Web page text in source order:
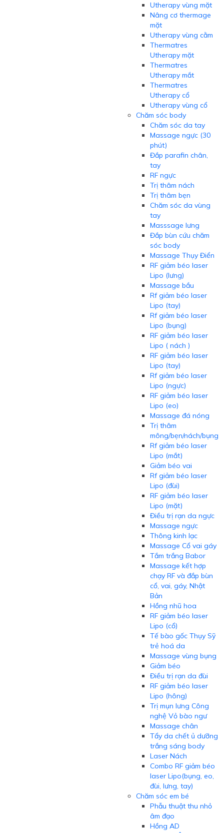
Utherapy vùng mặt
Nâng cơ thermage
mặt
Utherapy vùng cằm
Thermatres
Utherapy mặt
Thermatres
Utherapy mắt
Thermatres
Utherapy cổ
Utherapy vùng cổ
Chăm sóc body
Chăm sóc da tay
Massage ngực (30
phút)
Đắp parafin chân,
tay
RF ngực
Trị thâm nách
Trị thâm bẹn
Chăm sóc da vùng
tay
Masssage lưng
Đắp bùn cứu chăm
sóc body
Massage Thụy Điển
RF giảm béo laser
Lipo (lưng)
Massage bầu
Rf giảm béo laser
Lipo (tay)
Rf giảm béo laser
Lipo (bụng)
RF giảm béo laser
Lipo ( nách )
RF giảm béo laser
Lipo (tay)
Rf giảm béo laser
Lipo (ngực)
RF giảm béo laser
Lipo (eo)
Massage đá nóng
Trị thâm
mông/bẹn/nách/bụng
Rf giảm béo laser
Lipo (mắt)
Giảm béo vai
Rf giảm béo laser
Lipo (đùi)
RF giảm béo laser
Lipo (mặt)
Điều trị rạn da ngực
Massage ngực
Thông kinh lạc
Massage Cổ vai gáy
Tắm trắng Babor
Massage kết hợp
chạy RF và đắp bùn
cổ, vai, gáy, Nhật
Bản
Hồng nhũ hoa
RF giảm béo laser
Lipo (cổ)
Tế bào gốc Thụy Sỹ
trẻ hoá da
Massage vùng bụng
Giảm béo
Điều trị rạn da đùi
RF giảm béo laser
Lipo (hông)
Trị mụn lưng Công
nghệ Vỏ bào ngư
Massage chân
Tẩy da chết ủ dưỡng
trắng sáng body
Laser Nách
Combo RF giảm béo
laser Lipo(bụng, eo,
đùi, lưng, tay)
Chăm sóc em bé
Phẫu thuật thu nhỏ
âm đạo
Hồng AD